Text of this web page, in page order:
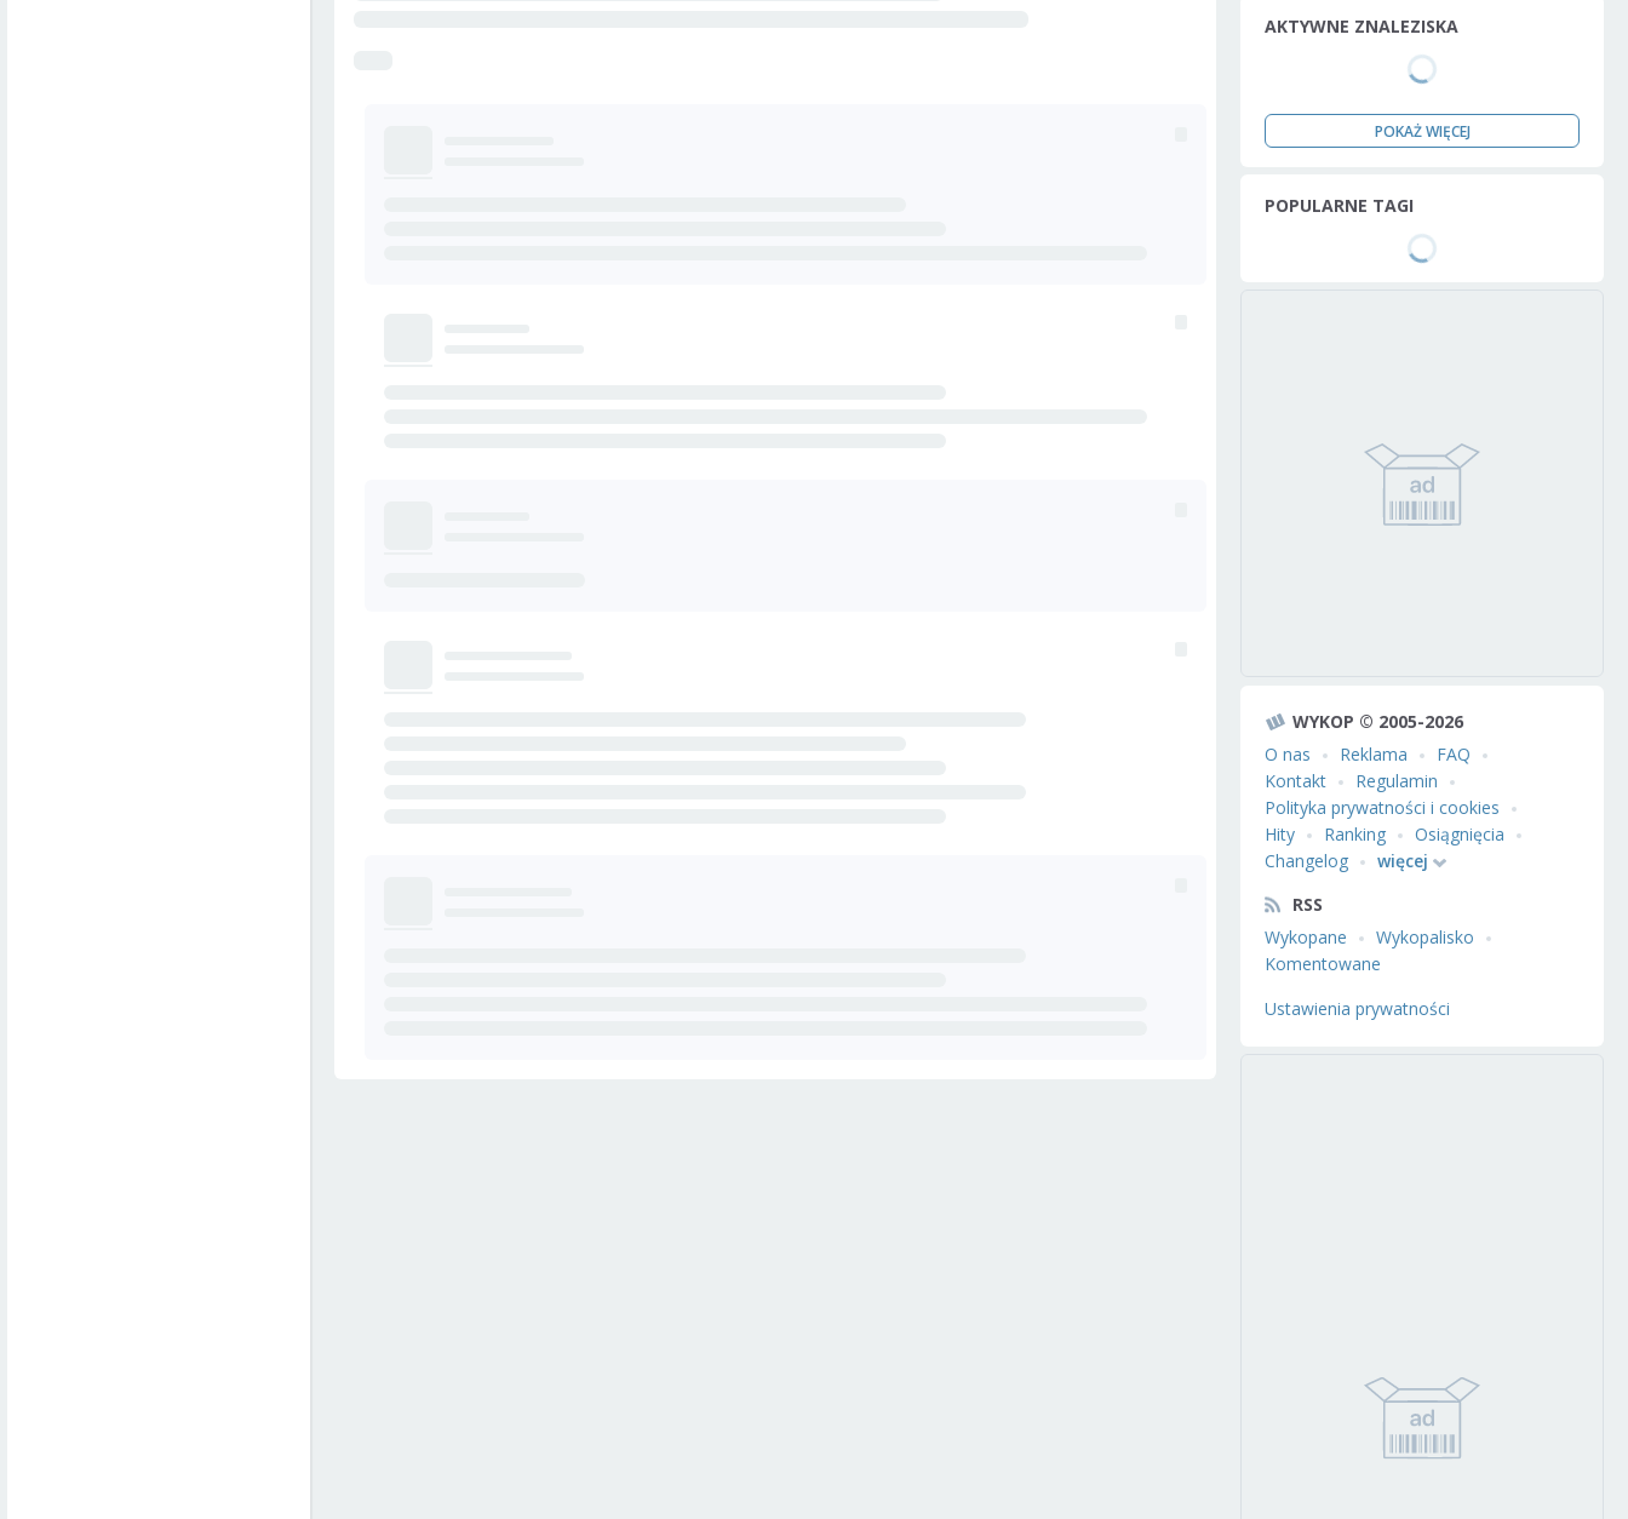
AKTYWNE ZNALEZISKA
POKAŻ WIĘCEJ
POPULARNE TAGI
WYKOP © 2005-2026
O nas
Reklama
FAQ
Kontakt
Regulamin
Polityka prywatności i cookies
Hity
Ranking
Osiągnięcia
Changelog
więcej
RSS
Wykopane
Wykopalisko
Komentowane
Ustawienia prywatności